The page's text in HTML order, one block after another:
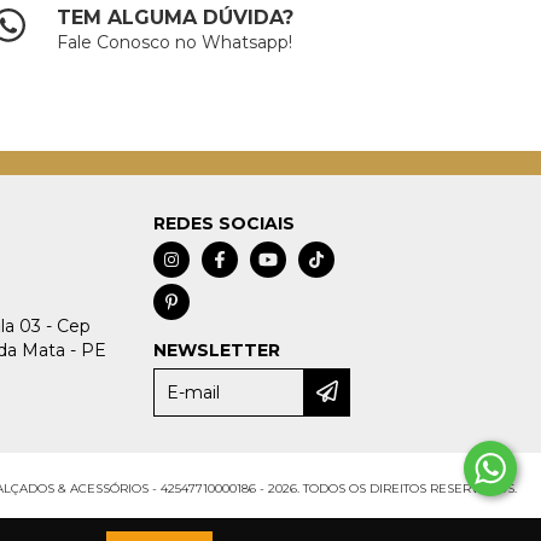
TEM ALGUMA DÚVIDA?
Fale Conosco no Whatsapp!
03 - Cep
Mata - PE
REDES SOCIAIS
NEWSLETTER
& ACESSÓRIOS - 42547710000186 - 2026. TODOS OS DIREITOS RESERVADOS.